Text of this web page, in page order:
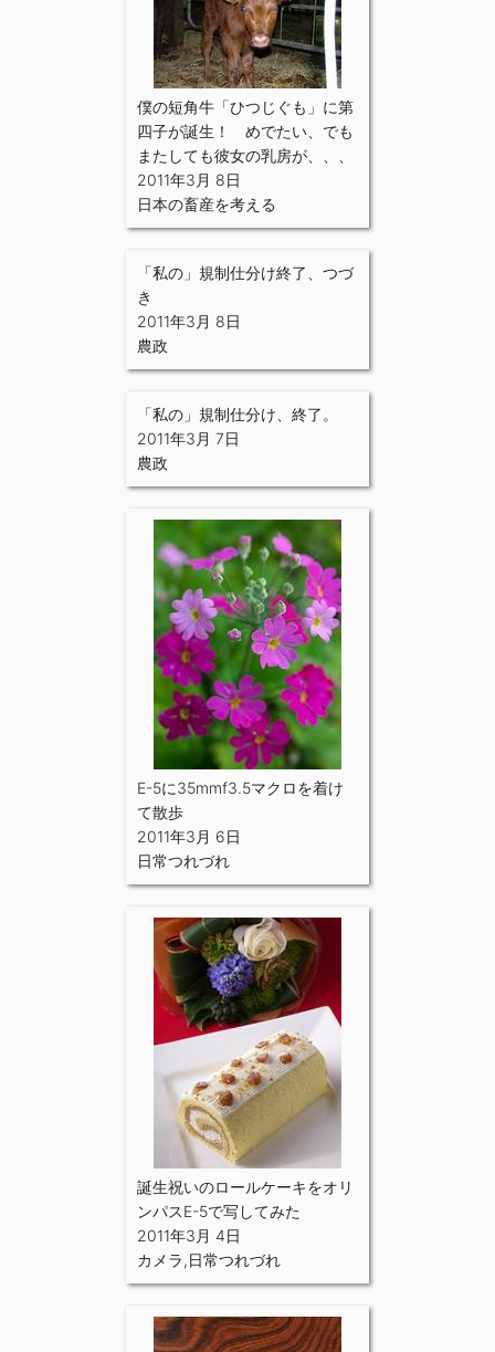
僕の短角牛「ひつじぐも」に第
四子が誕生！ めでたい、でも
またしても彼女の乳房が、、、
2011年3月 8日
日本の畜産を考える
「私の」規制仕分け終了、つづ
き
2011年3月 8日
農政
「私の」規制仕分け、終了。
2011年3月 7日
農政
E-5に35mmf3.5マクロを着け
て散歩
2011年3月 6日
日常つれづれ
誕生祝いのロールケーキをオリ
ンパスE-5で写してみた
2011年3月 4日
カメラ,日常つれづれ